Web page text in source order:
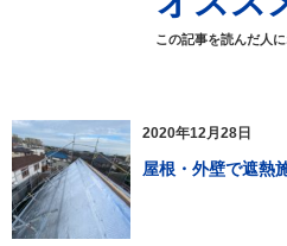
この記事を読んだ人
2020年12月28日
屋根・外壁で遮熱